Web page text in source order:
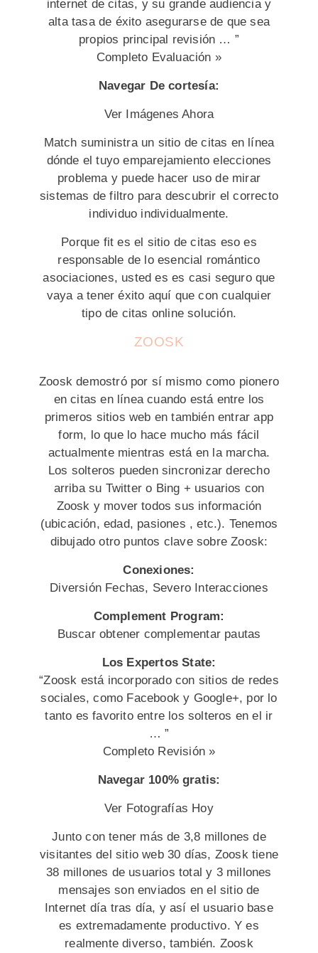
internet de citas, y su grande audiencia y
alta tasa de éxito asegurarse de que sea
propios principal revisión … ”
Completo Evaluación »
Navegar De cortesía:
Ver Imágenes Ahora
Match suministra un sitio de citas en línea
dónde el tuyo emparejamiento elecciones
problema y puede hacer uso de mirar
sistemas de filtro para descubrir el correcto
individuo individualmente.
Porque fit es el sitio de citas eso es
responsable de lo esencial romántico
asociaciones, usted es es casi seguro que
vaya a tener éxito aquí que con cualquier
tipo de citas online solución.
ZOOSK
Zoosk demostró por sí mismo como pionero
en citas en línea cuando está entre los
primeros sitios web en también entrar app
form, lo que lo hace mucho más fácil
actualmente mientras está en la marcha.
Los solteros pueden sincronizar derecho
arriba su Twitter o Bing + usuarios con
Zoosk y mover todos sus información
(ubicación, edad, pasiones , etc.). Tenemos
dibujado otro puntos clave sobre Zoosk:
Conexiones:
Diversión Fechas, Severo Interacciones
Complement Program:
Buscar obtener complementar pautas
Los Expertos State:
“Zoosk está incorporado con sitios de redes
sociales, como Facebook y Google+, por lo
tanto es favorito entre los solteros en el ir
… ”
Completo Revisión »
Navegar 100% gratis:
Ver Fotografías Hoy
Junto con tener más de 3,8 millones de
visitantes del sitio web 30 días, Zoosk tiene
38 millones de usuarios total y 3 millones
mensajes son enviados en el sitio de
Internet día tras día, y así el usuario base
es extremadamente productivo. Y es
realmente diverso, también. Zoosk